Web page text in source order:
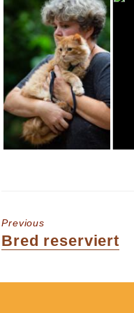
Previous
Previous
Bred reserviert